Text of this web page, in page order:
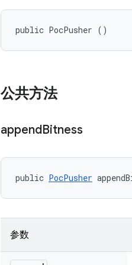
public PocPusher ()
公共方法
appendBitness
public PocPusher
参数